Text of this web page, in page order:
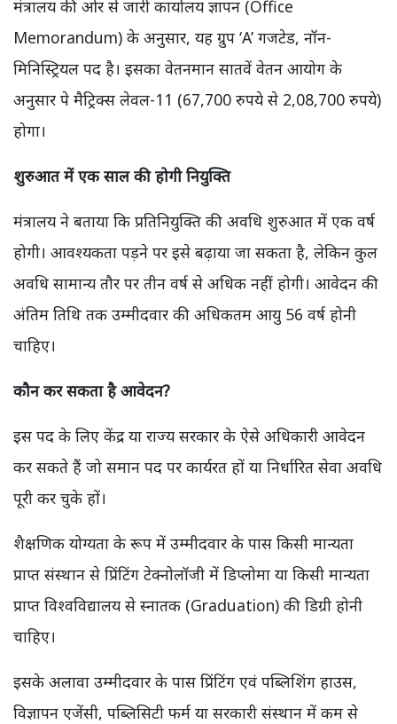
मंत्रालय की ओर से जारी कार्यालय ज्ञापन (Office
Memorandum) के अनुसार, यह ग्रुप ‘A’ गजटेड, नॉन-
मिनिस्ट्रियल पद है। इसका वेतनमान सातवें वेतन आयोग के
अनुसार पे मैट्रिक्स लेवल-11 (67,700 रुपये से 2,08,700 रुपये)
होगा।
शुरुआत में एक साल की होगी नियुक्ति
मंत्रालय ने बताया कि प्रतिनियुक्ति की अवधि शुरुआत में एक वर्ष
होगी। आवश्यकता पड़ने पर इसे बढ़ाया जा सकता है, लेकिन कुल
अवधि सामान्य तौर पर तीन वर्ष से अधिक नहीं होगी। आवेदन की
अंतिम तिथि तक उम्मीदवार की अधिकतम आयु 56 वर्ष होनी
चाहिए।
कौन कर सकता है आवेदन?
इस पद के लिए केंद्र या राज्य सरकार के ऐसे अधिकारी आवेदन
कर सकते हैं जो समान पद पर कार्यरत हों या निर्धारित सेवा अवधि
पूरी कर चुके हों।
शैक्षणिक योग्यता के रूप में उम्मीदवार के पास किसी मान्यता
प्राप्त संस्थान से प्रिंटिंग टेक्नोलॉजी में डिप्लोमा या किसी मान्यता
प्राप्त विश्वविद्यालय से स्नातक (Graduation) की डिग्री होनी
चाहिए।
इसके अलावा उम्मीदवार के पास प्रिंटिंग एवं पब्लिशिंग हाउस,
विज्ञापन एजेंसी, पब्लिसिटी फर्म या सरकारी संस्थान में कम से